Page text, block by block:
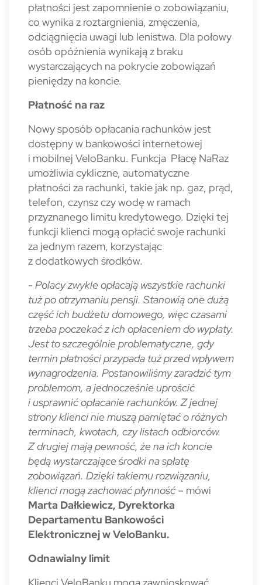
płatności jest zapomnienie o zobowiązaniu,
co wynika z roztargnienia, zmęczenia,
odciągnięcia uwagi lub lenistwa. Dla połowy
osób opóźnienia wynikają z braku
wystarczających na pokrycie zobowiązań
pieniędzy na koncie.
Płatność na raz
Nowy sposób opłacania rachunków jest
dostępny w bankowości internetowej
i mobilnej VeloBanku. Funkcja Płacę NaRaz
umożliwia cykliczne, automatyczne
płatności za rachunki, takie jak np. gaz, prąd,
telefon, czynsz czy wodę w ramach
przyznanego limitu kredytowego. Dzięki tej
funkcji klienci mogą opłacić swoje rachunki
za jednym razem, korzystając
z dodatkowych środków.
- Polacy zwykle opłacają wszystkie rachunki
tuż po otrzymaniu pensji. Stanowią one dużą
część ich budżetu domowego, więc czasami
trzeba poczekać z ich opłaceniem do wypłaty.
Jest to szczególnie problematyczne, gdy
termin płatności przypada tuż przed wpływem
wynagrodzenia. Postanowiliśmy zaradzić tym
problemom, a jednocześnie uprościć
i usprawnić opłacanie rachunków. Z jednej
strony klienci nie muszą pamiętać o różnych
terminach, kwotach, czy listach odbiorców.
Z drugiej mają pewność, że na ich koncie
będą wystarczające środki na spłatę
zobowiązań. Dzięki takiemu rozwiązaniu,
klienci mogą zachować płynność – mówi
Marta Dałkiewicz, Dyrektorka
Departamentu Bankowości
Elektronicznej w VeloBanku.
Odnawialny limit